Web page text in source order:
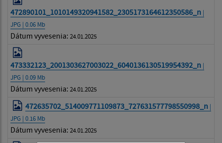
472890101_1010149320941582_2305173164612350586_n |
JPG | 0.06 Mb
Dátum vyvesenia: 24.01.2025
473332123_2001303627003022_6040136130519954392_n |
JPG | 0.09 Mb
Dátum vyvesenia: 24.01.2025
472635702_514009771109873_727631577798550998_n |
JPG | 0.16 Mb
Dátum vyvesenia: 24.01.2025